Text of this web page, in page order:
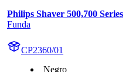
Philips Shaver 500,700 Series
Funda
CP2360/01
Negro